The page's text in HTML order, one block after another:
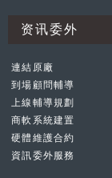
资讯委外
連結原廠
到場顧問輔導
上線輔導規劃
商軟系統建置
硬體維護合約
資訊委外服務